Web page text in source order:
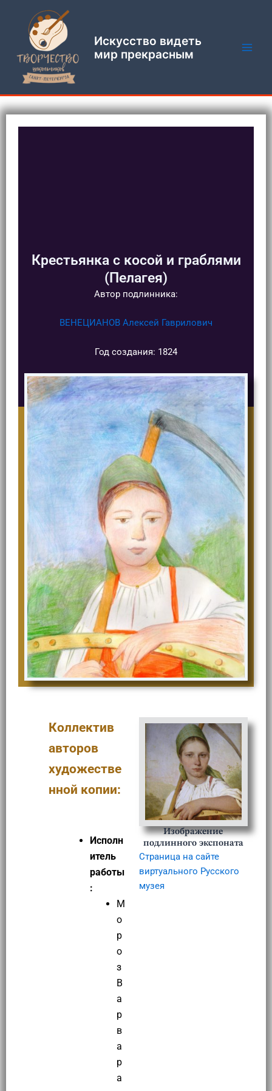
содержимому
Искусство видеть
мир прекрасным
Крестьянка с косой и граблями
(Пелагея)
Автор подлинника:
ВЕНЕЦИАНОВ Алексей Гаврилович
Год создания: 1824
Коллектив
авторов
художестве
нной копии:
Исполн
итель
работы
:
М
о
р
о
з
В
а
р
в
а
р
а
Изображение
подлинного экспоната
Страница на сайте
виртуального Русского
музея